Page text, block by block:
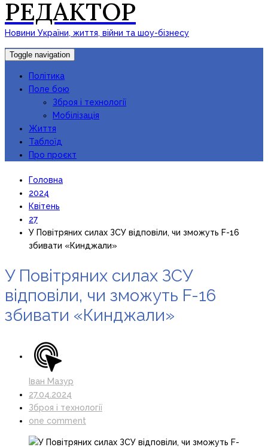
РЕДАКТОР
Новини України, життя, війни та шоу-бізнесу
Toggle navigation
Політика
Поле бою
Зброя і технології
Мобілізація
Життя
Таблоїд
Про проєкт
Головна
2024
Квітень
27
У Повітряних силах ЗСУ відповіли, чи зможуть F-16
збивати «Кинджали»
У Повітряних силах ЗСУ
відповіли, чи зможуть F-16
збивати «Кинджали»
Іван Мазур
27.04.2024
Зброя і технології
one comment